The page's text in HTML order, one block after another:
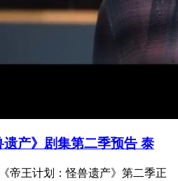
遗产》剧集第二季预告 泰
帝王计划：怪兽遗产》第二季正